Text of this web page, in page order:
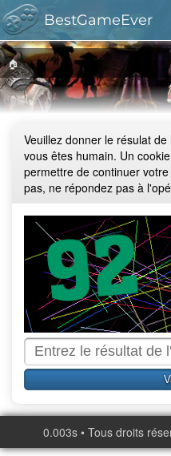
BestGameEver
🏠
Veuillez donner le résulat
vous êtes humain. Un
permettre de continuer
pas, ne répondez pas à
0.003s • Tous droits